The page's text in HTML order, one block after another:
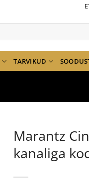
TARVIKUD
Marantz
kanaliga